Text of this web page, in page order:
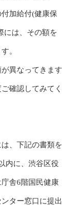
加給付(健康保
には、その額を
。
異なってきます
確認してみてく
、下記の書類を
内に、渋谷区役
舎6階国民健康
ター窓口に提出